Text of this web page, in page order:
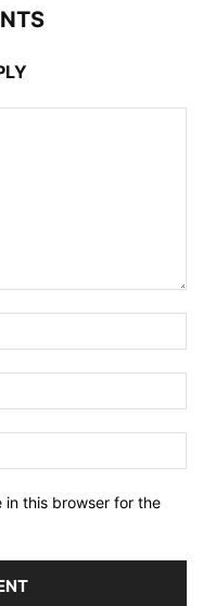
in this browser for the